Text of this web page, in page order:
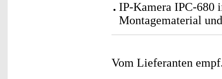
IP-Kamera IPC-680
Montagematerial
Vom Lieferanten